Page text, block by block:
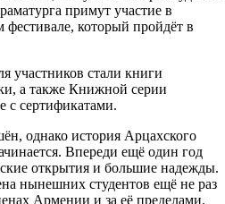
примут участие в
который пройдёт в
участников стали книги
а также Книжной серии
с сертификатами.
однако история Арцахского
Впереди ещё один год
открытия и большие надежды.
нынешних студентов ещё не раз
Армении и за её пределами.